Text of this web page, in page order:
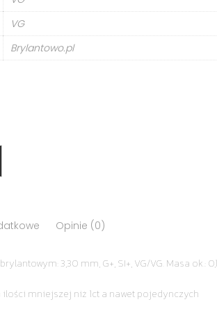
VG
Brylantowo.pl
Opinie (0)
3,30 mm, G+, SI+, VG/VG. Masa ok.:
mniejszej niż 1ct a nawet pojedynczych